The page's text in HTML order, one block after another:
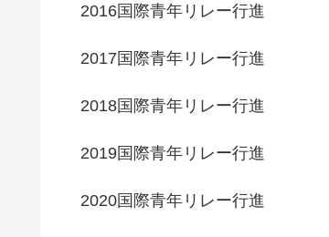
2016国際青年リレー行進
2017国際青年リレー行進
2018国際青年リレー行進
2019国際青年リレー行進
2020国際青年リレー行進